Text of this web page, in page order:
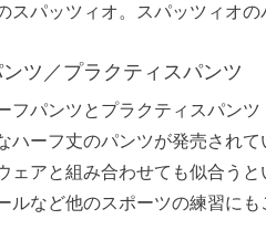
スパッツィオ。スパッツィオ
ツ／プラクティスパンツ
フパンツとプラクティスパン
ハーフ丈のパンツが発売され
ェアと組み合わせても似合う
ルなど他のスポーツの練習に